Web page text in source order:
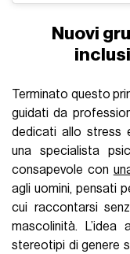
Nuovi
Terminato questo
guidati da
dedicati allo stress
una specialista
consapevole con
agli uomini, pensati
cui raccontarsi
mascolinità.
stereotipi di genere